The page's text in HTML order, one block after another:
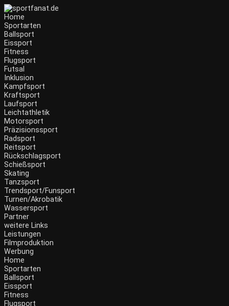
Zum
Inhalt
wechseln
Home
Sportarten
Ballsport
Eissport
Fitness
Flugsport
Futsal
Inklusion
Kampfsport
Kraftsport
Laufsport
Leichtathletik
Motorsport
Präzisionssport
Radsport
Reitsport
Rückschlagsport
Schießsport
Skating
Tanzsport
Trendsport/Funsport
Turnen/Akrobatik
Wassersport
Partner
weitere Links
Leistungen
Filmproduktion
Werbung
Menü
Home
Sportarten
Ballsport
Eissport
Fitness
Flugsport